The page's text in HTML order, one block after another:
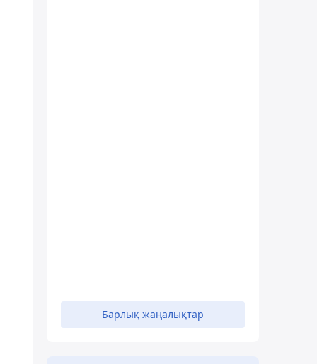
Барлық жаңалықтар